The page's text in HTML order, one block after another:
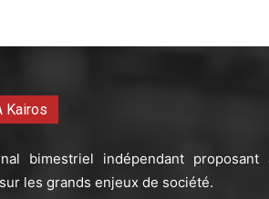
Kairos
bimestriel indépendant proposant
les grands enjeux de société.